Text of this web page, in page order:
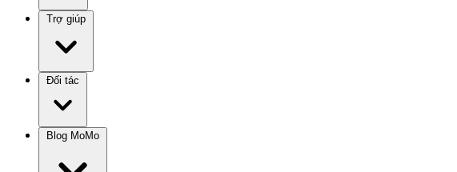
Trợ giúp
Đối tác
Blog MoMo